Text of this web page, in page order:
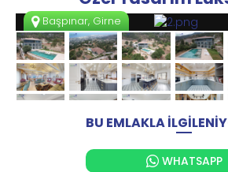
Başpınar, Girne
BU EMLAKLA
WHATSAPP